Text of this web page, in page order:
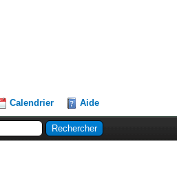
Calendrier Aide